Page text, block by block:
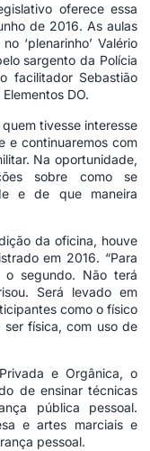
oferece essa
de 2016. As aulas
‘plenarinho’ Valério
sargento da Polícia
facilitador Sebastião
DO.
tivesse interesse
e continuaremos com
Na oportunidade,
sobre como se
e de que maneira
da oficina, houve
em 2016. “Para
segundo. Não terá
Será levado em
como o físico
ser física, com uso de
e Orgânica, o
de ensinar técnicas
pública pessoal.
e artes marciais e
pessoal.